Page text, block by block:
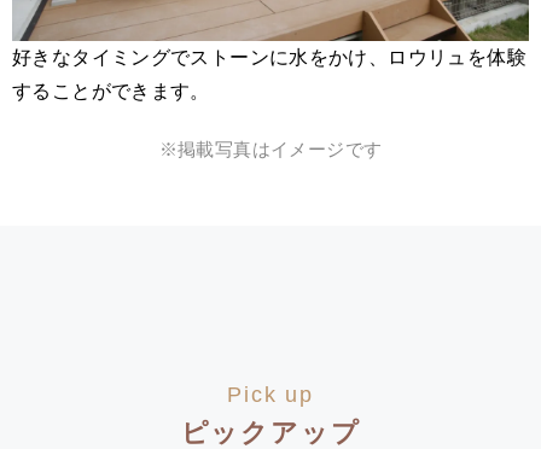
好きなタイミングでストーンに水をかけ、ロウリュを体験
することができます。
※掲載写真はイメージです
Pick up
ピックアップ